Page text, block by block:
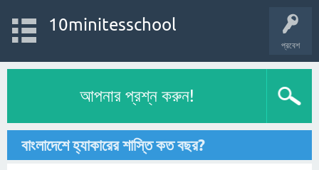
প্রবেশ
10minitesschool
আপনার প্রশ্ন করুন!
বাংলাদেশে হ্যাকারের শাস্তি কত বছর?